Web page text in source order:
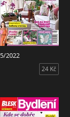
5/2022
24 Kč